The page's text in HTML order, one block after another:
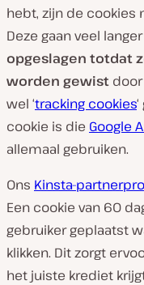
hebt, zijn de
Deze gaan veel
opgeslagen totdat
worden gewist
wel ‘tracking cookies
cookie is die Google
allemaal gebruiken.
Ons Kinsta-
Een cookie van 60
gebruiker geplaatst
klikken. Dit zorgt
het juiste krediet